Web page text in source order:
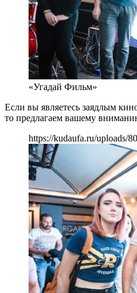
«Угадай Фильм»
Если вы являетесь заядлым
то предлагаем вашему
https://kudaufa.ru/uploads/